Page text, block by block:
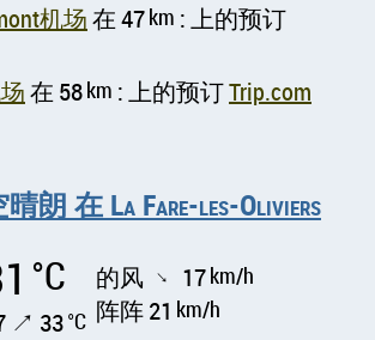
机场在 47km : 上的预订
在 58km : 上的预订Trip.com
朗 在 La Fare-les-Oliviers
°C
↗ 33°C
的风 ↑ 17km/h
阵阵 21 km/h